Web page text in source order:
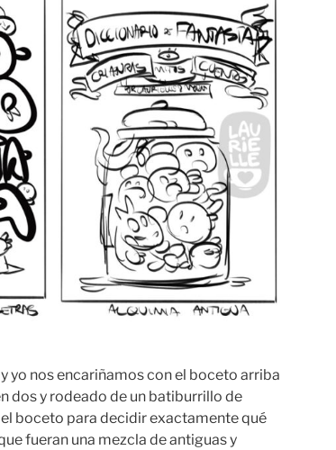
yo nos encariñamos con el boceto arriba
dos y rodeado de un batiburrillo de
boceto para decidir exactamente qué
fueran una mezcla de antiguas y